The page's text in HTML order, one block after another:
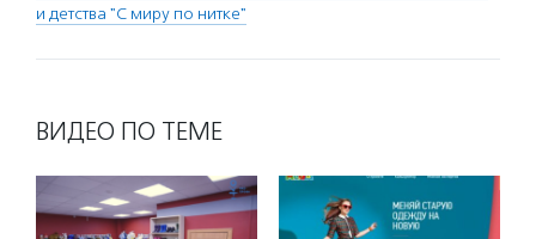
и детства "С миру по нитке"
ВИДЕО ПО ТЕМЕ